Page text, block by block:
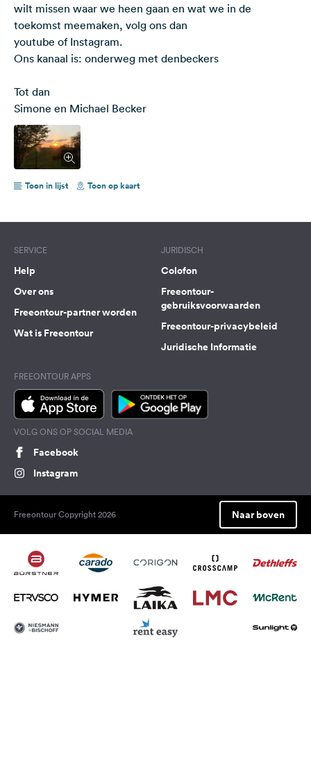
wilt missen waar we heen gaan en wat we in de
toekomst meemaken, volg ons dan
youtube of Instagram.
Ons kanaal is: onderweg met denbeckers
Tot dan
Simone en Michael Becker
Toon in lijst Toon op kaart
SERVICE
Help
Over ons
Freeontour-partner worden
Wat is Freeontour
JURIDISCH
Colofon
Freeontour-
gebruiksvoorwaarden
Freeontour-privacybeleid
Juridische Informatie
FREEONTOUR APPS
VOLG ONS OP SOCIAL MEDIA
Facebook
Instagram
Freeontour Copyright 2026 Naar boven